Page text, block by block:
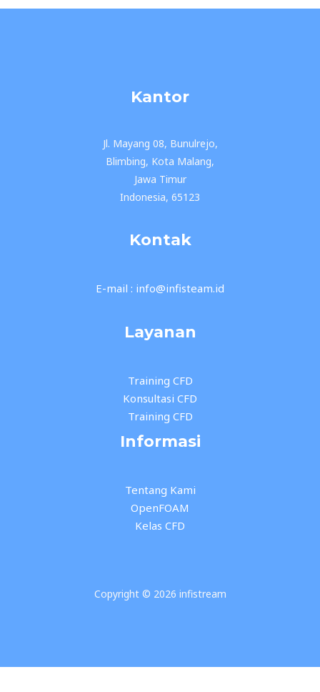
Kantor
Jl. Mayang 08, Bunulrejo,
Blimbing, Kota Malang,
Jawa Timur
Indonesia, 65123
Kontak
E-mail : info@infisteam.id
Layanan
Training CFD
Konsultasi CFD
Training CFD
Informasi
Tentang Kami
OpenFOAM
Kelas CFD
Copyright © 2026 infistream